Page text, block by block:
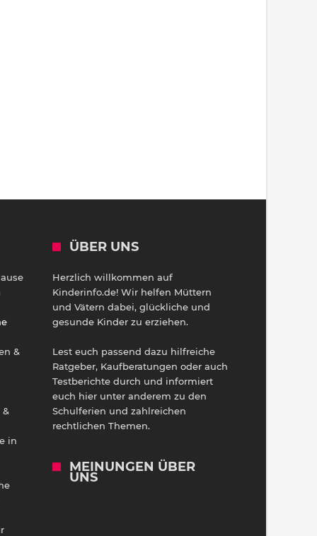
&
&
in
ÜBER UNS
Herzlich willkommen auf
Kinderinfo.de! Wir helfen Müttern
und Vätern dabei, glückliche und
gesunde Kinder zu erziehen.
Lest euch passend dazu hilfreiche
Ratgeber, Kaufberatungen oder auch
Testberichte durch und informiert
euch hier unter anderem zu den
Schulferien und zahlreichen
rechtlichen Themen.
MEINUNGEN ÜBER
UNS